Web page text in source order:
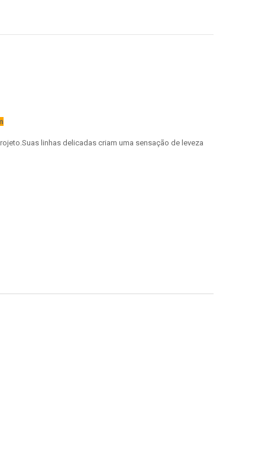
linhas delicadas criam uma sensação de leveza